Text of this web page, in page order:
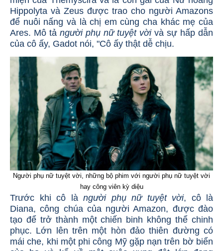
Hippolyta và Zeus được trao cho người Amazons
để nuôi nấng và là chị em cùng cha khác mẹ của
Ares. Mô tả người phụ nữ tuyệt vờivà sự hấp dẫn
của cô ấy, Gadot nói, "Cô ấy thật dễ chịu.
Người phụ nữ tuyệt vời, những bộ phim với người phụ nữ tuyệt vời
hay công viên kỳ diệu
Trước khi cô là người phụ nữ tuyệt vời, cô là
Diana, công chúa của người Amazon, được đào
tạo để trở thành một chiến binh không thể chinh
phục. Lớn lên trên một hòn đảo thiên đường có
mái che, khi một phi công Mỹ gặp nạn trên bờ biển